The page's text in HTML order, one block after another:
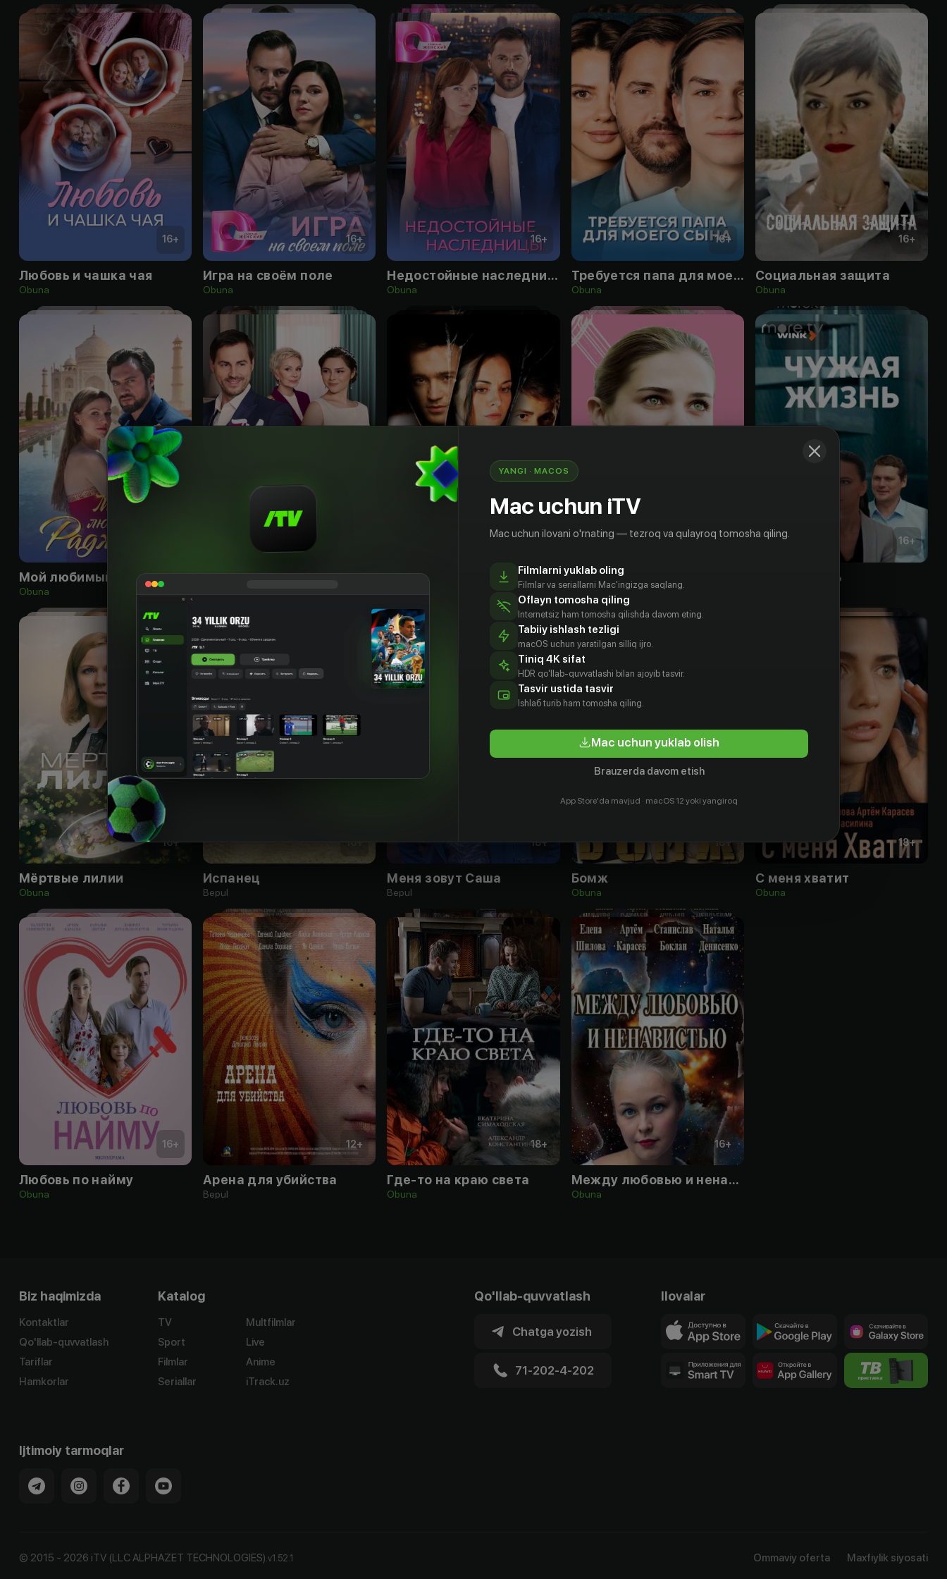
16+
Любовь и чашка чая
Obuna
16+
Игра на своём поле
Obuna
16+
Недостойные наследницы
Obuna
16+
Требуется папа для моего сына
Obuna
16+
Социальная защита
Obuna
Мой любимый раджа
Obuna
Мама всегда права
16 +
Замок из песка
16+
Скоро будет счастье
Bepul
16+
Чужая жизнь
16+
Мёртвые лилии
Obuna
16+
Испанец
Bepul
18+
Меня зовут Саша
Bepul
18+
Бомж
Obuna
18+
С меня хватит
Obuna
16+
Любовь по найму
Obuna
12+
Арена для убийства
Bepul
18+
Где-то на краю света
Obuna
16+
Между любовью и ненавистью
Obuna
Biz haqimizda
Kontaktlar
Qo'llab-quvvatlash
Tariflar
Hamkorlar
Katalog
TV
Sport
Filmlar
Seriallar
Multfilmlar
Live
Anime
iTrack.uz
Qo'llab-quvvatlash
Chatga yozish
71-202-4-202
Ilovalar
Ijtimoiy tarmoqlar
© 2015 - 2026 iTV (LLC ALPHAZET TECHNOLOGIES).v1.52.1 Ommaviy oferta Maxfiylik siyosati
YANGI · MACOS
Mac uchun iTV
Mac uchun ilovani o'rnating — tezroq va qulayroq tomosha qiling.
Filmlarni yuklab oling
Filmlar va seriallarni Mac'ingizga saqlang.
Oflayn tomosha qiling
Internetsiz ham tomosha qilishda davom eting.
Tabiiy ishlash tezligi
macOS uchun yaratilgan silliq ijro.
Tiniq 4K sifat
HDR qo'llab-quvvatlashi bilan ajoyib tasvir.
Tasvir ustida tasvir
Ishlаб turib ham tomosha qiling.
Mac uchun yuklab olish
Brauzerda davom etish
App Store'da mavjud · macOS 12 yoki yangiroq